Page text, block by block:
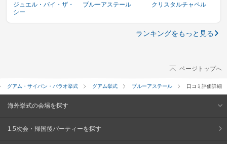
ジュエル・バイ・ザ・
シー
ブルーアステール クリスタルチャペル
ランキングをもっと見る
ページトップへ
グアム・サイパン・パラオ挙式 グアム挙式 ブルーアステール 口コミ評価詳細
海外挙式の会場を探す
1.5次会・帰国後パーティーを探す